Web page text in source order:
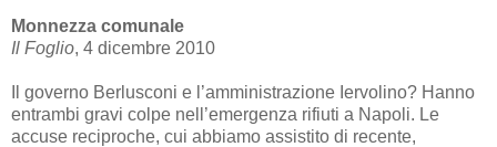
Monnezza comunale
Il Foglio, 4 dicembre 2010
Il governo Berlusconi e l’amministrazione Iervolino? Hanno
entrambi gravi colpe nell’emergenza rifiuti a Napoli. Le
accuse reciproche, cui abbiamo assistito di recente,